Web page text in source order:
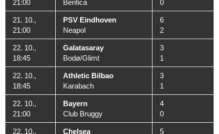
21:00
Benfica
0
21. 10.,
21:00
PSV Eindhoven
Neapol
6
2
22. 10.,
18:45
Galatasaray
Bodø/Glimt
3
1
22. 10.,
18:45
Athletic Bilbao
Karabach
3
1
22. 10.,
21:00
Bayern
Club Bruggy
4
0
22. 10.,
Chelsea
5